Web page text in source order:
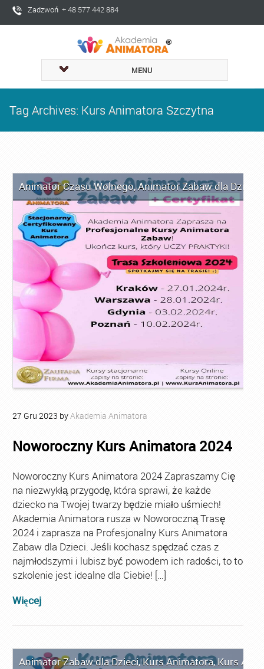
Zadzwoń + 48 577 442 884
MENU
Tag Archives: Kurs Animatora Szczytna
Animator Czasu Wolnego,Animator Zabaw dla Dzieci
27 Gru 2023 byAkademia Animatora
Noworoczny Kurs Animatora 2024
Noworoczny Kurs Animatora 2024 Zapraszamy Cię
na niezwykłą przygodę, która sprawi, że każde
dziecko na Twojej twarzy będzie miało uśmiech!
Akademia Animatora rusza w Noworoczną Trasę
2024 i zaprasza na Profesjonalny Kurs Animatora
Zabaw dla Dzieci. Jeśli kochasz spędzać czas z
najmłodszymi i lubisz być powodem ich radości, to to
szkolenie jest idealne dla Ciebie! […]
Więcej
Animator Zabaw dla Dzieci,Kurs Animatora,Kurs